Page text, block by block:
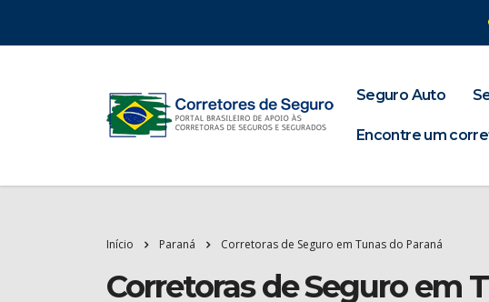
Seguro Auto
Encontre um
Início Paraná Corretoras de Seguro em Tunas do Paraná
Corretoras de Seguro em